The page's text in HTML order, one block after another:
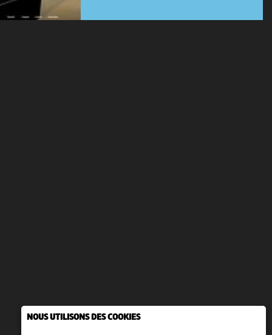
NOUS UTILISONS DES COOKIES